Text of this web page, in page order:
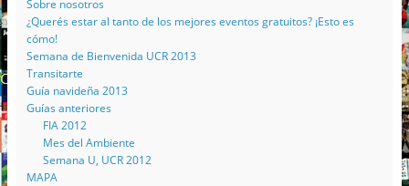
Sobre nosotros
¿Querés estar al tanto de los mejores eventos gratuitos? ¡Esto es
cómo!
Semana de Bienvenida UCR 2013
Transitarte
Guía navideña 2013
Guías anteriores
FIA 2012
Mes del Ambiente
Semana U, UCR 2012
MAPA